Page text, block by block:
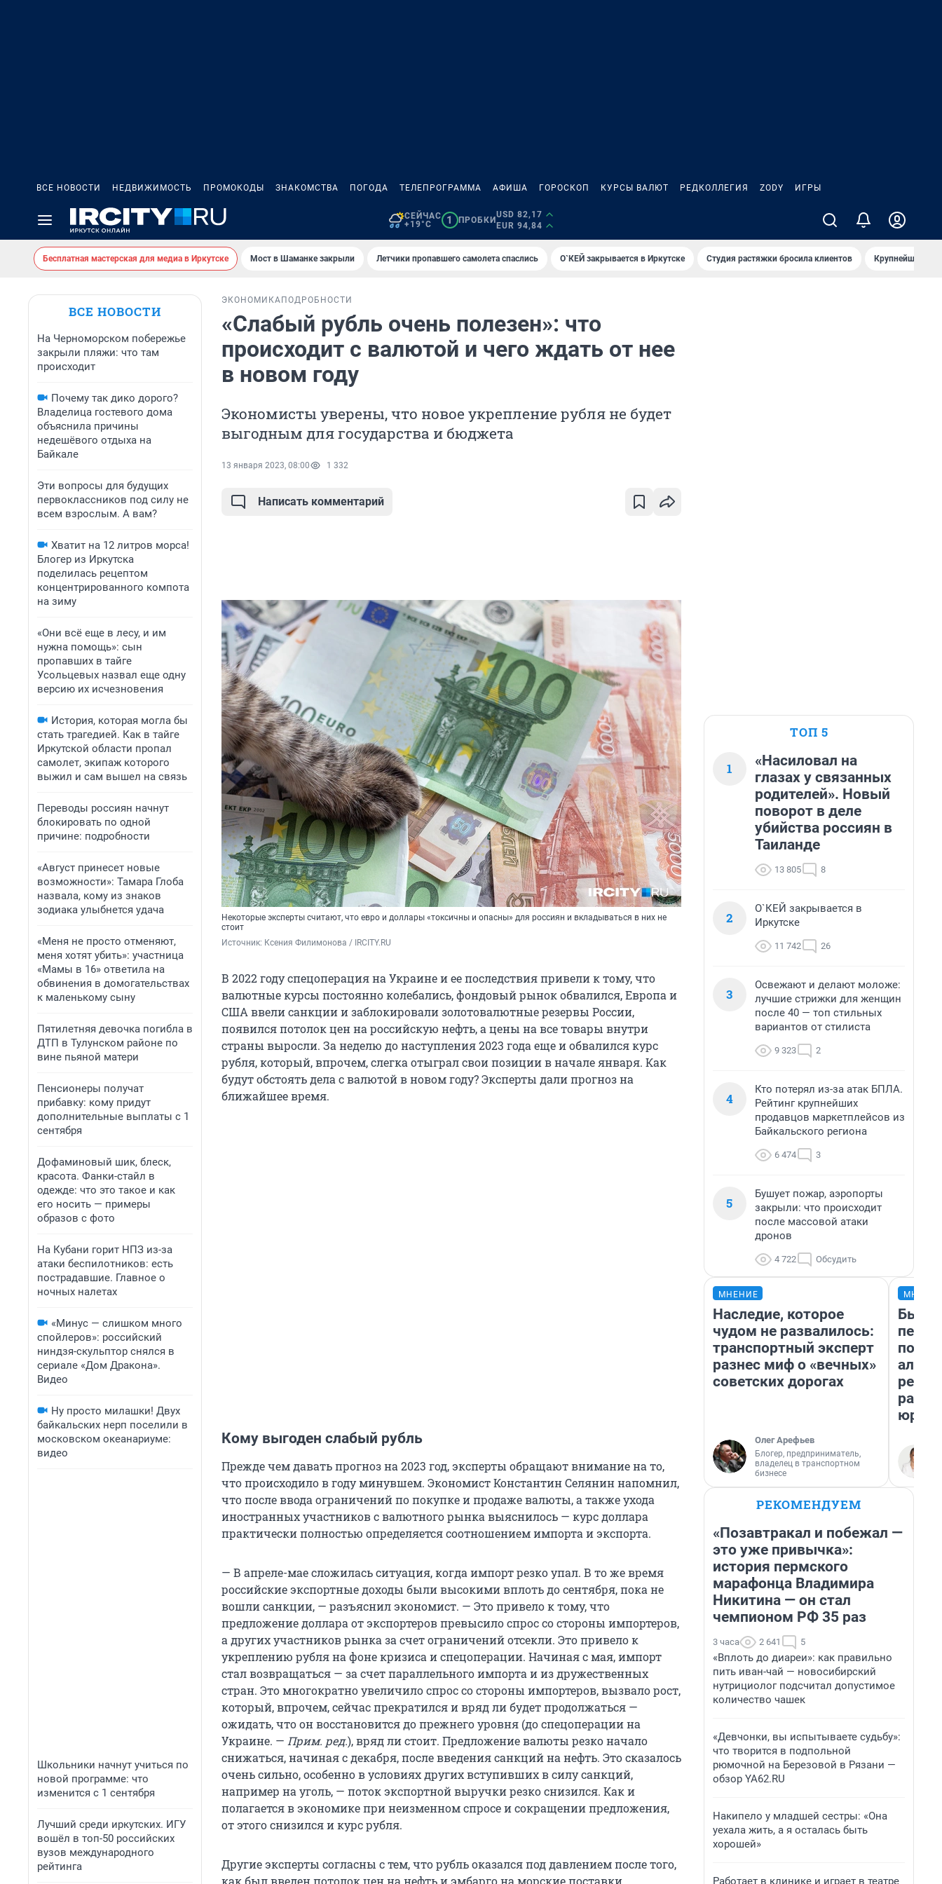
ВСЕ НОВОСТИ НЕДВИЖИМОСТЬ ПРОМОКОДЫ ЗНАКОМСТВА ПОГОДА ТЕЛЕПРОГРАММА АФИША ГОРОСКОП КУРСЫ ВАЛЮТ РЕДКОЛЛЕГИЯ ZODY ИГРЫ
СЕЙЧАС
+19°C
1 ПРОБКИ
USD 82,17
EUR 94,84
Бесплатная мастерская для медиа в Иркутске Мост в Шаманке закрыли Летчики пропавшего самолета спаслись О`КЕЙ закрывается в Иркутске Студия растяжки бросила клиентов Крупнейшие
ВСЕ НОВОСТИ
На Черноморском побережье
закрыли пляжи: что там
происходит
Почему так дико дорого?
Владелица гостевого дома
объяснила причины
недешёвого отдыха на
Байкале
Эти вопросы для будущих
первоклассников под силу не
всем взрослым. А вам?
Хватит на 12 литров морса!
Блогер из Иркутска
поделилась рецептом
концентрированного компота
на зиму
«Они всё еще в лесу, и им
нужна помощь»: сын
пропавших в тайге
Усольцевых назвал еще одну
версию их исчезновения
История, которая могла бы
стать трагедией. Как в тайге
Иркутской области пропал
самолет, экипаж которого
выжил и сам вышел на связь
Переводы россиян начнут
блокировать по одной
причине: подробности
«Август принесет новые
возможности»: Тамара Глоба
назвала, кому из знаков
зодиака улыбнется удача
«Меня не просто отменяют,
меня хотят убить»: участница
«Мамы в 16» ответила на
обвинения в домогательствах
к маленькому сыну
Пятилетняя девочка погибла в
ДТП в Тулунском районе по
вине пьяной матери
Пенсионеры получат
прибавку: кому придут
дополнительные выплаты с 1
сентября
Дофаминовый шик, блеск,
красота. Фанки-стайл в
одежде: что это такое и как
его носить — примеры
образов с фото
На Кубани горит НПЗ из-за
атаки беспилотников: есть
пострадавшие. Главное о
ночных налетах
«Минус — слишком много
спойлеров»: российский
ниндзя-скульптор снялся в
сериале «Дом Дракона».
Видео
Ну просто милашки! Двух
байкальских нерп поселили в
московском океанариуме:
видео
Школьники начнут учиться по
новой программе: что
изменится с 1 сентября
Лучший среди иркутских. ИГУ
вошёл в топ-50 российских
вузов международного
рейтинга
ЭКОНОМИКА ПОДРОБНОСТИ
«Слабый рубль очень полезен»: что
происходит с валютой и чего ждать от нее
в новом году
Экономисты уверены, что новое укрепление рубля не будет
выгодным для государства и бюджета
13 января 2023, 08:00 1 332
Написать комментарий
Некоторые эксперты считают, что евро и доллары «токсичны и опасны» для россиян и вкладываться в них не
стоит
Источник: Ксения Филимонова / IRCITY.RU
В 2022 году спецоперация на Украине и ее последствия привели к тому, что
валютные курсы постоянно колебались, фондовый рынок обвалился, Европа и
США ввели санкции и заблокировали золотовалютные резервы России,
появился потолок цен на российскую нефть, а цены на все товары внутри
страны выросли. За неделю до наступления 2023 года еще и обвалился курс
рубля, который, впрочем, слегка отыграл свои позиции в начале января. Как
будут обстоять дела с валютой в новом году? Эксперты дали прогноз на
ближайшее время.
Кому выгоден слабый рубль
Прежде чем давать прогноз на 2023 год, эксперты обращают внимание на то,
что происходило в году минувшем. Экономист Константин Селянин напомнил,
что после ввода ограничений по покупке и продаже валюты, а также ухода
иностранных участников с валютного рынка выяснилось — курс доллара
практически полностью определяется соотношением импорта и экспорта.
— В апреле-мае сложилась ситуация, когда импорт резко упал. В то же время
российские экспортные доходы были высокими вплоть до сентября, пока не
вошли санкции, — разъяснил экономист. — Это привело к тому, что
предложение доллара от экспортеров превысило спрос со стороны импортеров,
а других участников рынка за счет ограничений отсекли. Это привело к
укреплению рубля на фоне кризиса и спецоперации. Начиная с мая, импорт
стал возвращаться — за счет параллельного импорта и из дружественных
стран. Это многократно увеличило спрос со стороны импортеров, вызвало рост,
который, впрочем, сейчас прекратился и вряд ли будет продолжаться —
ожидать, что он восстановится до прежнего уровня (до спецоперации на
Украине. — Прим. ред.), вряд ли стоит. Предложение валюты резко начало
снижаться, начиная с декабря, после введения санкций на нефть. Это сказалось
очень сильно, особенно в условиях других вступивших в силу санкций,
например на уголь, — поток экспортной выручки резко снизился. Как и
полагается в экономике при неизменном спросе и сокращении предложения,
от этого снизился и курс рубля.
Другие эксперты согласны с тем, что рубль оказался под давлением после того,
как был введен потолок цен на нефть и эмбарго на морские поставки
ТОП 5
1
«Насиловал на
глазах у связанных
родителей». Новый
поворот в деле
убийства россиян в
Таиланде
13 805 8
2
О`КЕЙ закрывается в
Иркутске
11 742 26
3
Освежают и делают моложе:
лучшие стрижки для женщин
после 40 — топ стильных
вариантов от стилиста
9 323 2
4
Кто потерял из-за атак БПЛА.
Рейтинг крупнейших
продавцов маркетплейсов из
Байкальского региона
6 474 3
5
Бушует пожар, аэропорты
закрыли: что происходит
после массовой атаки
дронов
4 722 Обсудить
МНЕНИЕ
Наследие, которое
чудом не развалилось:
транспортный эксперт
разнес миф о «вечных»
советских дорогах
Олег Арефьев
Блогер, предприниматель,
владелец в транспортном
бизнесе
Был
РЕКОМЕНДУЕМ
«Позавтракал и побежал —
это уже привычка»:
история пермского
марафонца Владимира
Никитина — он стал
чемпионом РФ 35 раз
3 часа 2 641 5
«Вплоть до диареи»: как правильно
пить иван-чай — новосибирский
нутрициолог подсчитал допустимое
количество чашек
«Девчонки, вы испытываете судьбу»:
что творится в подпольной
рюмочной на Березовой в Рязани —
обзор YA62.RU
Накипело у младшей сестры: «Она
уехала жить, а я осталась быть
хорошей»
Работает в клинике и играет в театре